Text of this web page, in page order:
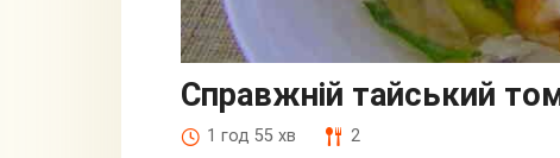
Справжній тайський
1 год 55 хв 2